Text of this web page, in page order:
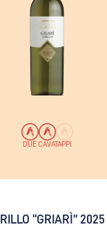
DUE CAVATAPPI
“GRIARÌ” 2025